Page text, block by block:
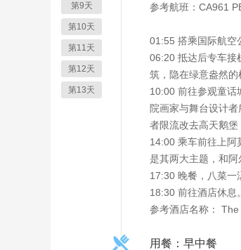
第9天
第10天
第11天
第12天
第13天
参考航班：CA961
01:55 搭乘国际航空
06:20 抵达后专车接
筑，隐在绿意盎然的
10:00 前往参观童话
院画家与舞台设计
者限流改去高天鹅堡
14:00 乘车前往上阿
是其两大主题，和阿
17:30 晚餐，八菜一
18:30 前往酒店休息
参考酒店名称：
用餐：早中餐